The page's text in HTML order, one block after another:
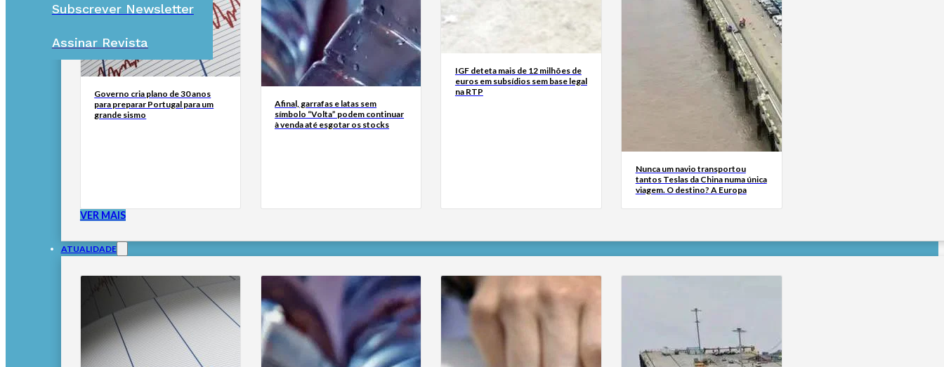
Subscrever Newsletter
Assinar Revista
Governo cria plano de 30 anos
para preparar Portugal para um
grande sismo
Afinal, garrafas e latas sem
símbolo “Volta” podem continuar
à venda até esgotar os stocks
IGF deteta mais de 12 milhões de
euros em subsídios sem base legal
na RTP
Nunca um navio transportou
tantos Teslas da China numa única
viagem. O destino? A Europa
VER MAIS
ATUALIDADE